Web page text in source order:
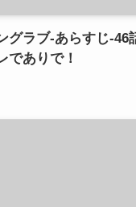
グラブ-あらすじ-46
でありで！